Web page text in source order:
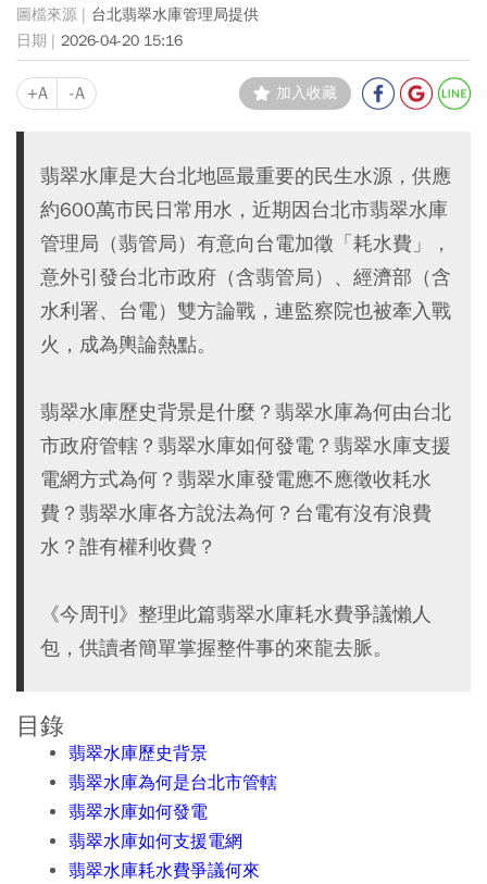
台北翡翠水庫管理局提供
2026-04-20 15:16
+A -A 加入收藏
翡翠水庫是大台北地區最重要的民生水源，供應
約600萬市民日常用水，近期因台北市翡翠水庫
管理局（翡管局）有意向台電加徵「耗水費」，
意外引發台北市政府（含翡管局）、經濟部（含
水利署、台電）雙方論戰，連監察院也被牽入戰
火，成為輿論熱點。
翡翠水庫歷史背景是什麼？翡翠水庫為何由台北
市政府管轄？翡翠水庫如何發電？翡翠水庫支援
電網方式為何？翡翠水庫發電應不應徵收耗水
費？翡翠水庫各方說法為何？台電有沒有浪費
水？誰有權利收費？
《今周刊》整理此篇翡翠水庫耗水費爭議懶人
包，供讀者簡單掌握整件事的來龍去脈。
目錄
翡翠水庫歷史背景
翡翠水庫為何是台北市管轄
翡翠水庫如何發電
翡翠水庫如何支援電網
翡翠水庫耗水費爭議何來